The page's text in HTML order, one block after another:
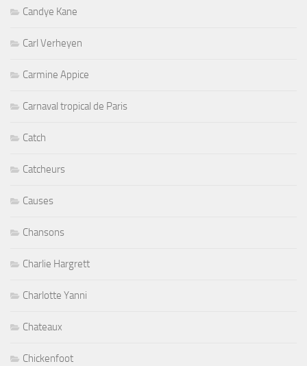
Candye Kane
Carl Verheyen
Carmine Appice
Carnaval tropical de Paris
Catch
Catcheurs
Causes
Chansons
Charlie Hargrett
Charlotte Yanni
Chateaux
Chickenfoot